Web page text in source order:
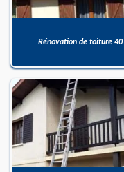
Rénovation de toiture 40